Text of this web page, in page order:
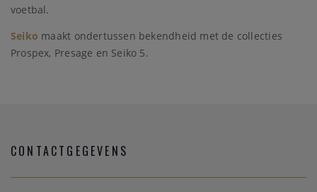
voetbal.
Seiko maakt ondertussen bekendheid met de collecties
Prospex, Presage en Seiko 5.
CONTACTGEGEVENS